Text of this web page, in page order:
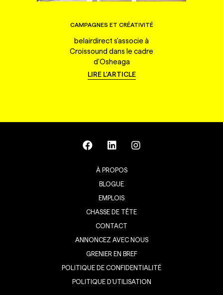
CAMPAGNES ET CRÉATIVITÉ
belairdirect s'associe à
Croissound dans le cadre
d'Osheaga
LIRE L'ARTICLE
À PROPOS
BLOGUE
EMPLOIS
CHASSE DE TÊTE
CONTACT
ANNONCEZ AVEC NOUS
GRENIER EN BREF
POLITIQUE DE CONFIDENTIALITÉ
POLITIQUE D’UTILISATION